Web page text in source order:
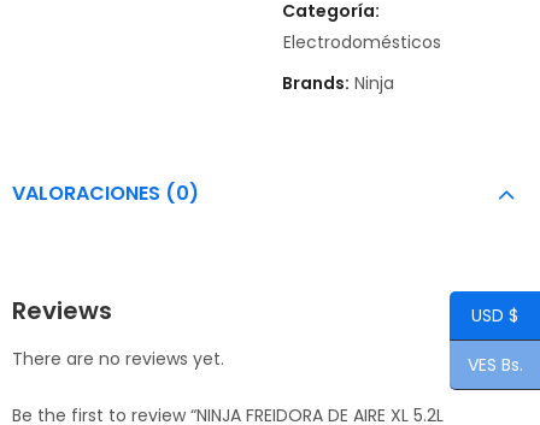
Categoría:
Electrodomésticos
Brands: Ninja
VALORACIONES (0)
Reviews
There are no reviews yet.
Be the first to review “NINJA FREIDORA DE AIRE XL 5.2L
USD $
VES Bs.